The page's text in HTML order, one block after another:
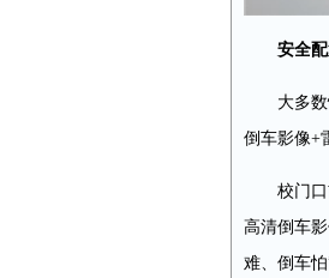
安全
大多
倒车影像+
校门
高清倒车
难、倒车怕